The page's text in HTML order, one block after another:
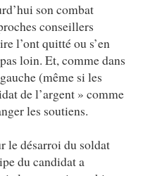
son combat
conseillers
l’ont quitté ou s’en
loin. Et, comme dans
(même si les
de l’argent » comme
les soutiens.
le désarroi du soldat
du candidat a